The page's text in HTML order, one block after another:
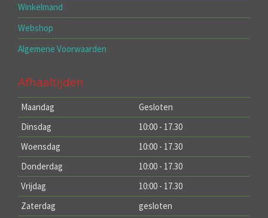
Winkelmand
Webshop
Algemene Voorwaarden
Afhaaltijden
Maandag
Gesloten
Dinsdag
10:00 - 17.30
Woensdag
10:00 - 17.30
Donderdag
10:00 - 17.30
Vrijdag
10:00 - 17.30
Zaterdag
gesloten